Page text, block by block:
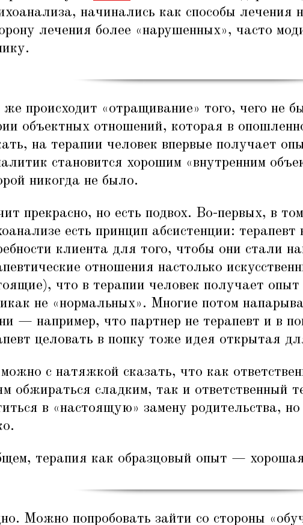
начинались как способы лечения
лечения более «нарушенных», часто
происходит «отращивание» того, чего не
объектных отношений, которая в
на терапии человек впервые получает
становится хорошим «внутренним
никогда не было.
прекрасно, но есть подвох. Во-первых, в
есть принцип абсистенции:
клиента для того, чтобы они стали
отношения настолько
что в терапии человек получает опыт
не «нормальных». Многие потом
— например, что партнер не терапевт и в
целовать в попку тоже идея открытая
с натяжкой сказать, что как
обжираться сладким, так и ответственный
в «настоящую» замену родительства,
терапия как образцовый опыт —
Можно попробовать зайти со стороны «